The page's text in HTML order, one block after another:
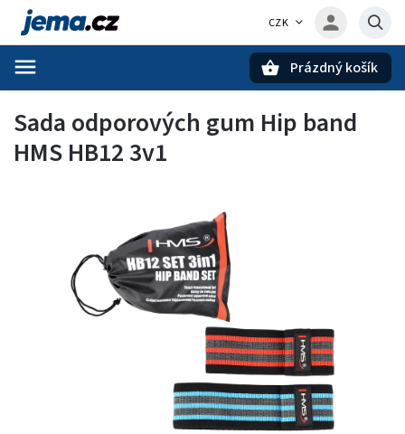
CZK
Prázdný košík
Sada odporových gum Hip band
HMS HB12 3v1